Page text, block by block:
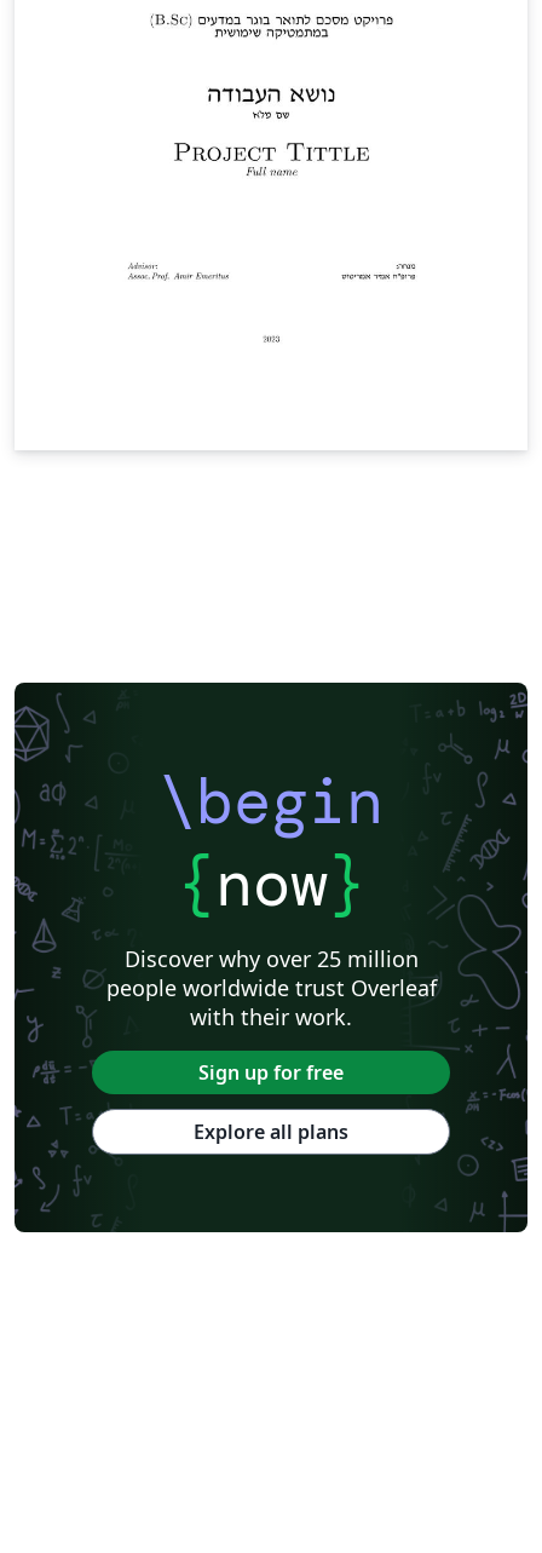
\begin
{now}
Discover why over 25 million
people worldwide trust Overleaf
with their work.
Sign up for free
Explore all plans